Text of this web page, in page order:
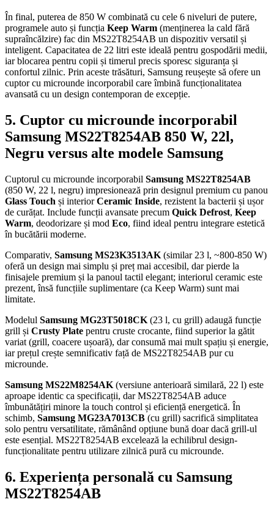
În final, puterea de 850 W combinată cu cele 6 niveluri de putere,
programele auto și funcția Keep Warm (menținerea la cald fără
supraîncălzire) fac din MS22T8254AB un dispozitiv versatil și
inteligent. Capacitatea de 22 litri este ideală pentru gospodării medii,
iar blocarea pentru copii și timerul precis sporesc siguranța și
confortul zilnic. Prin aceste trăsături, Samsung reușește să ofere un
cuptor cu microunde incorporabil care îmbină funcționalitatea
avansată cu un design contemporan de excepție.
5. Cuptor cu microunde incorporabil
Samsung MS22T8254AB 850 W, 22l,
Negru versus alte modele Samsung
Cuptorul cu microunde incorporabil Samsung MS22T8254AB
(850 W, 22 l, negru) impresionează prin designul premium cu panou
Glass Touch și interiorCeramic Inside, rezistent la bacterii și ușor
de curățat. Include funcții avansate precum Quick Defrost, Keep
Warm, deodorizare și mod Eco, fiind ideal pentru integrare estetică
în bucătării moderne.
Comparativ, Samsung MS23K3513AK (similar 23 l, ~800-850 W)
oferă un design mai simplu și preț mai accesibil, dar pierde la
finisajele premium și la panoul tactil elegant; interiorul ceramic este
prezent, însă funcțiile suplimentare (ca Keep Warm) sunt mai
limitate.
Modelul Samsung MG23T5018CK (23 l, cu grill) adaugă funcție
grill și Crusty Plate pentru cruste crocante, fiind superior la gătit
variat (grill, coacere ușoară), dar consumă mai mult spațiu și energie,
iar prețul crește semnificativ față de MS22T8254AB pur cu
microunde.
Samsung MS22M8254AK (versiune anterioară similară, 22 l) este
aproape identic ca specificații, dar MS22T8254AB aduce
îmbunătățiri minore la touch control și eficiență energetică. În
schimb, Samsung MG23A7013CB (cu grill) sacrifică simplitatea
solo pentru versatilitate, rămânând opțiune bună doar dacă grill-ul
este esențial. MS22T8254AB excelează la echilibrul design-
funcționalitate pentru utilizare zilnică pură cu microunde.
6. Experiența personală cu Samsung
MS22T8254AB